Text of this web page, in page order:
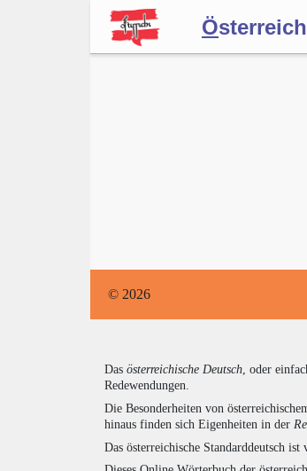
Ö
© 2026
Das österreichische Deutsch , oder
Redewendungen.
Die Besonderheiten von
hinaus finden sich Eigenheiten in der
Das österreichische Standarddeutsch